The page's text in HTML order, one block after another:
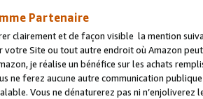
Partenaire
clairement et de façon visible la mention
votre Site ou tout autre endroit où Amazon
je réalise un bénéfice sur les achats
ne ferez aucune autre communication
Vous ne dénaturerez pas ni